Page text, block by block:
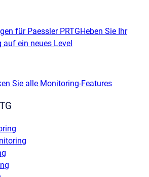
für Paessler PRTGHeben Sie Ihr
auf ein neues Level
Sie alle Monitoring-Features